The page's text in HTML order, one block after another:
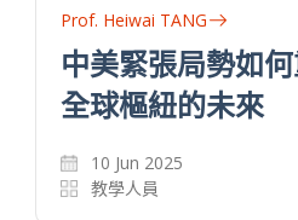
Prof. Heiwai TANG
中美緊張局勢如
全球樞紐的未來
10 Jun 2025
教學人員